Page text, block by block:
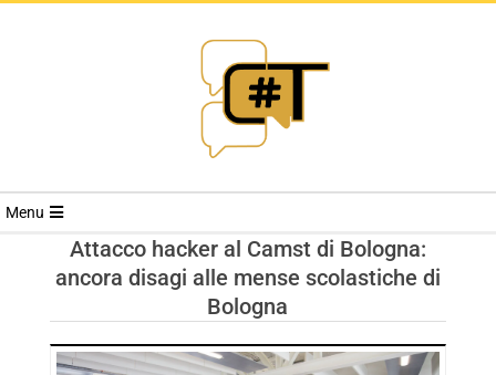
RIVISTA
TRENDS
Menu
Attacco hacker al Camst di Bologna:
ancora disagi alle mense scolastiche di
Bologna